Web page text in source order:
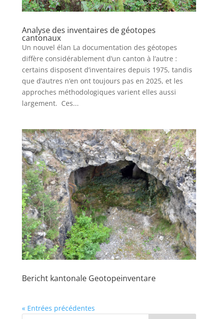
Analyse des inventaires de géotopes
cantonaux
Un nouvel élan La documentation des géotopes
diffère considérablement d’un canton à l’autre :
certains disposent d’inventaires depuis 1975, tandis
que d’autres n’en ont toujours pas en 2025, et les
approches méthodologiques varient elles aussi
largement. Ces...
Bericht kantonale Geotopeinventare
« Entrées précédentes